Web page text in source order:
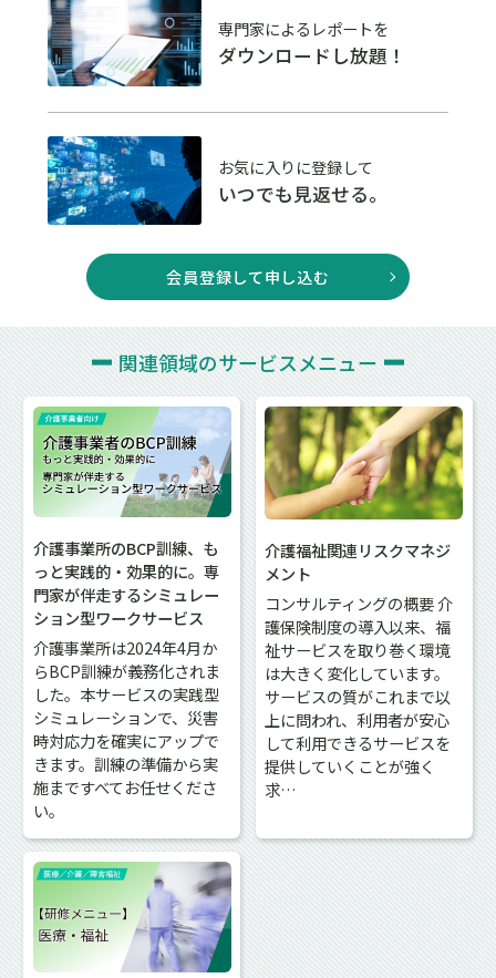
専門家によるレポートを
ダウンロードし放題！
お気に入りに登録して
いつでも見返せる。
会員登録して申し込む
関連領域のサービスメニュー
介護事業所のBCP訓練、も
っと実践的・効果的に。専
門家が伴走するシミュレー
ション型ワークサービス
介護事業所は2024年4月か
らBCP訓練が義務化されま
した。本サービスの実践型
シミュレーションで、災害
時対応力を確実にアップで
きます。訓練の準備から実
施まですべてお任せくださ
い。
介護福祉関連リスクマネジ
メント
コンサルティングの概要 介
護保険制度の導入以来、福
祉サービスを取り巻く環境
は大きく変化しています。
サービスの質がこれまで以
上に問われ、利用者が安心
して利用できるサービスを
提供していくことが強く
求…